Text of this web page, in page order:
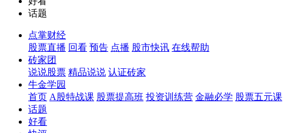
话题
点掌财经
股票直播 回看 预告 点播 股市快讯 在线帮助
砖家团
说说股票 精品说说 认证砖家
牛金学园
首页 A股特战课 股票提高班 投资训练营 金融必学 股票五元课
话题
好看